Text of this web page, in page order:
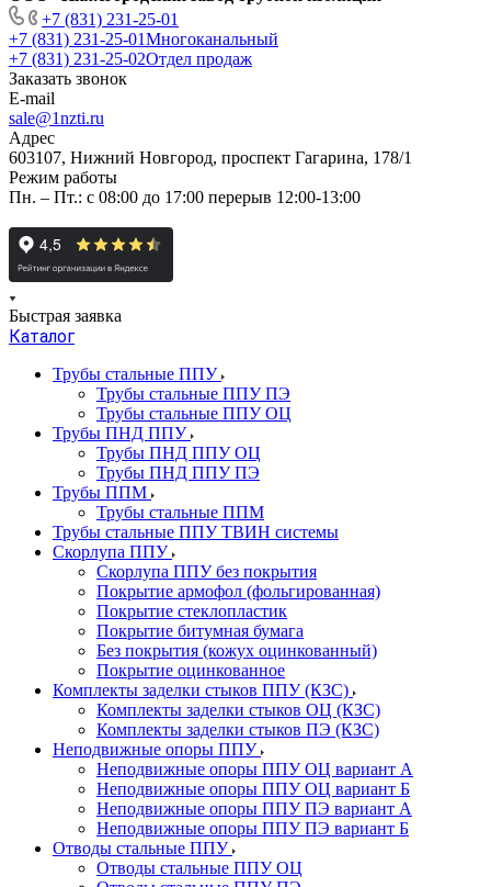
+7 (831) 231-25-01
+7 (831) 231-25-01Многоканальный
+7 (831) 231-25-02Отдел продаж
Заказать звонок
E-mail
sale@1nzti.ru
Адрес
603107, Нижний Новгород, проспект Гагарина, 178/1
Режим работы
Пн. – Пт.: с 08:00 до 17:00 перерыв 12:00-13:00
Быстрая заявка
Каталог
Трубы стальные ППУ
Трубы стальные ППУ ПЭ
Трубы стальные ППУ ОЦ
Трубы ПНД ППУ
Трубы ПНД ППУ ОЦ
Трубы ПНД ППУ ПЭ
Трубы ППМ
Трубы стальные ППМ
Трубы стальные ППУ ТВИН системы
Скорлупа ППУ
Скорлупа ППУ без покрытия
Покрытие армофол (фольгированная)
Покрытие стеклопластик
Покрытие битумная бумага
Без покрытия (кожух оцинкованный)
Покрытие оцинкованное
Комплекты заделки стыков ППУ (КЗС)
Комплекты заделки стыков ОЦ (КЗС)
Комплекты заделки стыков ПЭ (КЗС)
Неподвижные опоры ППУ
Неподвижные опоры ППУ ОЦ вариант А
Неподвижные опоры ППУ ОЦ вариант Б
Неподвижные опоры ППУ ПЭ вариант А
Неподвижные опоры ППУ ПЭ вариант Б
Отводы стальные ППУ
Отводы стальные ППУ ОЦ